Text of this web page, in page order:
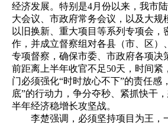
经济发展。特别是4月份以来，我市
大会议、市政府常务会议，以及大规
以旧换新、重大项目等系列专项会，
作，并成立督察组对各县（市、区）
专项督察，确保市委、市政府各项决
前距离上半年收官不足50天，时间紧
门必须强化“时时放心不下”的责任感
底”的行动力，争分夺秒、紧抓快干
半年经济稳增长攻坚战。
李楚强调，必须坚持项目为王，